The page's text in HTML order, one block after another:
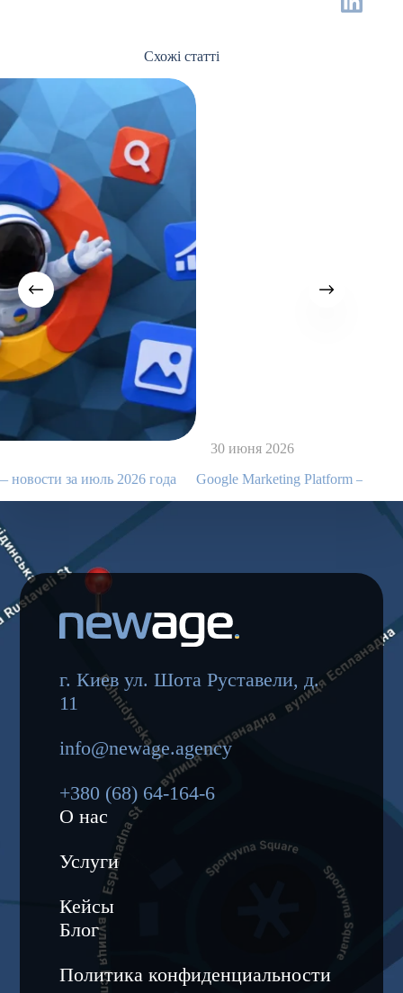
Схожі статті
Google Marketing Platform — новости за июнь 2026 года
г. Киев ул. Шота Руставели, д.
11
info@newage.agency
+380 (68) 64-164-6
О нас
Услуги
Кейсы
Блог
Политика конфиденциальности